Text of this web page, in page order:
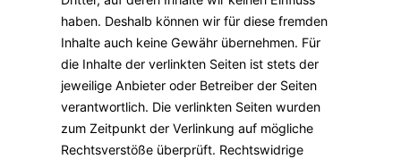
haben. Deshalb können wir für diese fremden
Inhalte auch keine Gewähr übernehmen. Für
die Inhalte der verlinkten Seiten ist stets der
jeweilige Anbieter oder Betreiber der Seiten
verantwortlich. Die verlinkten Seiten wurden
zum Zeitpunkt der Verlinkung auf mögliche
Rechtsverstöße überprüft. Rechtswidrige